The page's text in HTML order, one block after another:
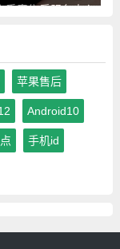
手表售后服务中心
苹果售后
Android10
手机id